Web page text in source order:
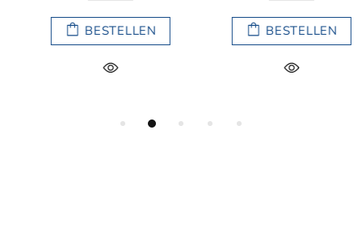
BESTELLEN BESTELLEN